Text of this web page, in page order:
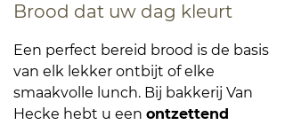
Brood dat uw dag kleurt
Een perfect bereid brood is de basis
van elk lekker ontbijt of elke
smaakvolle lunch. Bij bakkerij Van
Hecke hebt u een ontzettend